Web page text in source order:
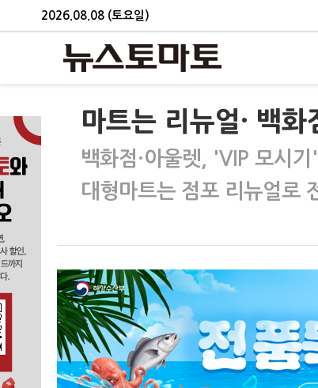
2026.08.08 (토요일)
마트는 리뉴얼· 백
백화점·아울렛, 'VIP 모시
대형마트는 점포 리뉴얼로